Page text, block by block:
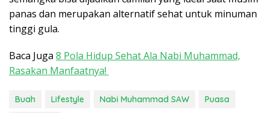
panas dan merupakan alternatif sehat untuk minuman
tinggi gula.
Baca Juga 8 Pola Hidup Sehat Ala Nabi Muhammad,
Rasakan Manfaatnya!
Buah Lifestyle Nabi Muhammad SAW
Puasa